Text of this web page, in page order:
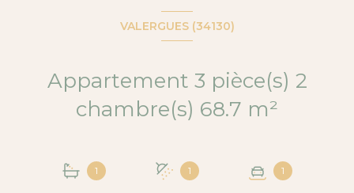
VALERGUES (34130)
Appartement 3 pièce(s) 2
chambre(s) 68.7 m²
1 1 1